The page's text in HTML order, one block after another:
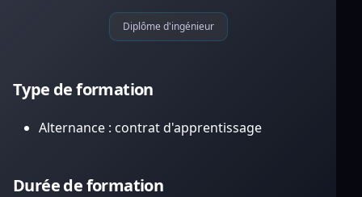
Diplôme d'ingénieur
Type de formation
Alternance : contrat d'apprentissage
Durée de formation